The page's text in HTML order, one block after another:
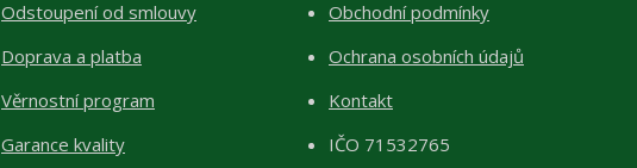
Odstoupení od smlouvy
Doprava a platba
Věrnostní program
Garance kvality
Obchodní podmínky
Ochrana osobních údajů
Kontakt
IČO 71532765